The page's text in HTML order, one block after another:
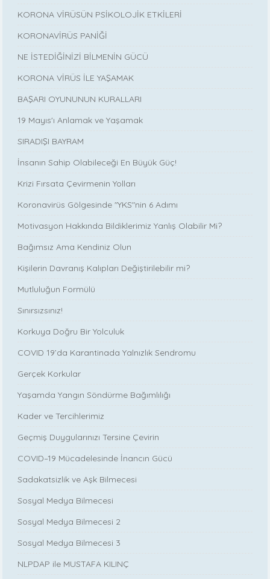
KORONA VİRÜSÜN PSİKOLOJİK ETKİLERİ
KORONAVİRÜS PANİĞİ
NE İSTEDİĞİNİZİ BİLMENİN GÜCÜ
KORONA VİRÜS İLE YAŞAMAK
BAŞARI OYUNUNUN KURALLARI
19 Mayıs'ı Anlamak ve Yaşamak
SIRADIŞI BAYRAM
İnsanın Sahip Olabileceği En Büyük Güç!
Krizi Fırsata Çevirmenin Yolları
Koronavirüs Gölgesinde "YKS"nin 6 Adımı
Motivasyon Hakkında Bildiklerimiz Yanlış Olabilir Mi?
Bağımsız Ama Kendiniz Olun
Kişilerin Davranış Kalıpları Değiştirilebilir mi?
Mutluluğun Formülü
Sınırsızsınız!
Korkuya Doğru Bir Yolculuk
COVID 19’da Karantinada Yalnızlık Sendromu
Gerçek Korkular
Yaşamda Yangın Söndürme Bağımlılığı
Kader ve Tercihlerimiz
Geçmiş Duygularınızı Tersine Çevirin
COVID–19 Mücadelesinde İnancın Gücü
Sadakatsizlik ve Aşk Bilmecesi
Sosyal Medya Bilmecesi
Sosyal Medya Bilmecesi 2
Sosyal Medya Bilmecesi 3
NLPDAP ile MUSTAFA KILINÇ